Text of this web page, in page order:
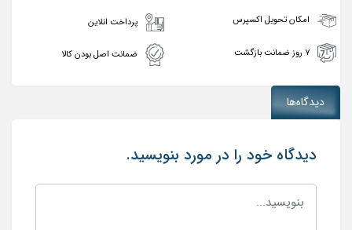
امکان تحویل اکسپرس پرداخت انلاین
۷ روز ضمانت بازگشت ضمانت اصل بودن کالا
دیدگاه‌ها
دیدگاه خود را در مورد بنویسید.